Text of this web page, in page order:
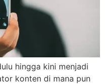
hingga kini menjadi
konten di mana pun